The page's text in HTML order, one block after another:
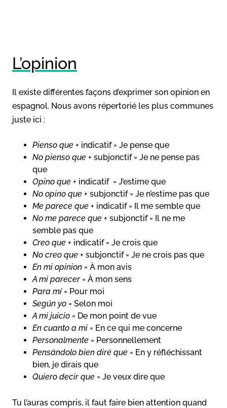
L’opinion
Il existe différentes façons d’exprimer son opinion en
espagnol. Nous avons répertorié les plus communes
juste ici :
Pienso que + indicatif = Je pense que
No pienso que + subjonctif = Je ne pense pas
que
Opino que + indicatif = J’estime que
No opino que + subjonctif = Je n’estime pas que
Me parece que + indicatif = Il me semble que
No me parece que + subjonctif = Il ne me
semble pas que
Creo que + indicatif = Je crois que
No creo que + subjonctif = Je ne crois pas que
En mi opinion = À mon avis
A mi parecer = À mon sens
Para mí= Pour moi
Según yo = Selon moi
A mi juicio = De mon point de vue
En cuanto a mi = En ce qui me concerne
Personalmente = Personnellement
Pensándolo bien diré que = En y réfléchissant
bien, je dirais que
Quiero decir que = Je veux dire que
Tu l’auras compris, il faut faire bien attention quand